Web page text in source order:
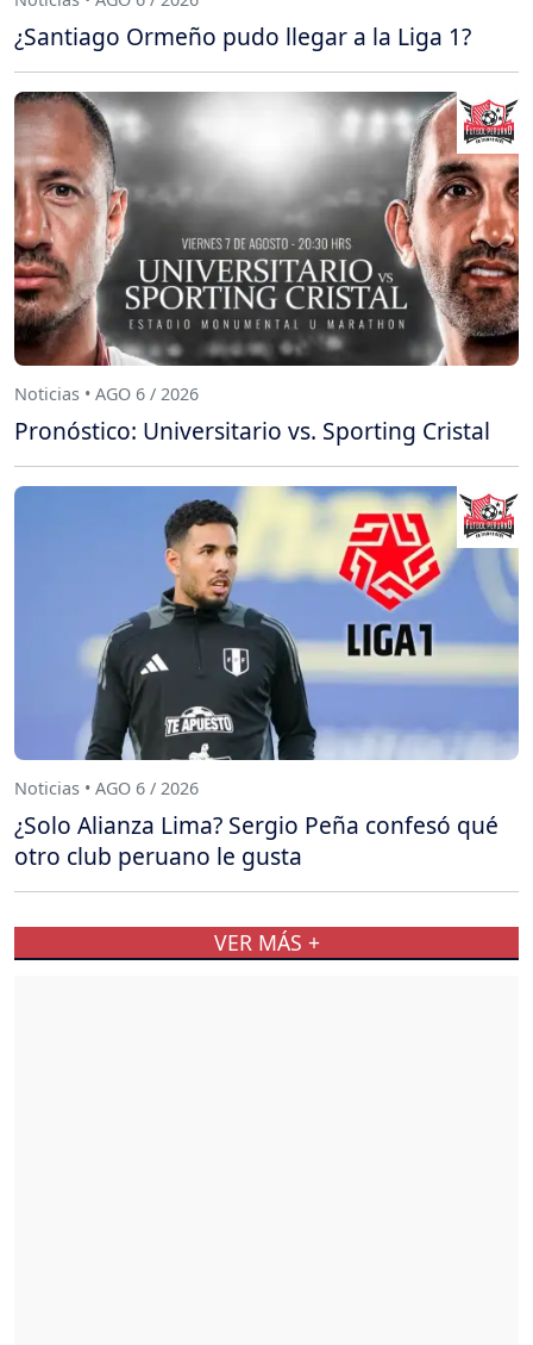
¿Santiago Ormeño pudo llegar a la Liga 1?
Noticias • AGO 6 / 2026
Pronóstico: Universitario vs. Sporting Cristal
Noticias • AGO 6 / 2026
¿Solo Alianza Lima? Sergio Peña confesó qué
otro club peruano le gusta
VER MÁS +